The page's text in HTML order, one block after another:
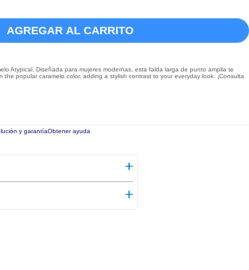
AGREGAR AL CARRITO
Atypical. Diseñada para mujeres modernas, esta falda larga de punto amplia te
popular caramelo color, adding a stylish contrast to your everyday look. ¡Consulta
y garantíaObtener ayuda